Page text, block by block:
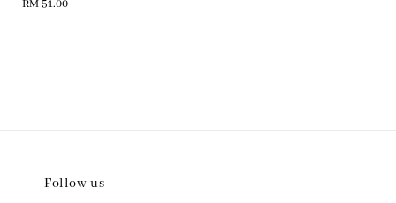
Regular
RM 51.00
Follow us